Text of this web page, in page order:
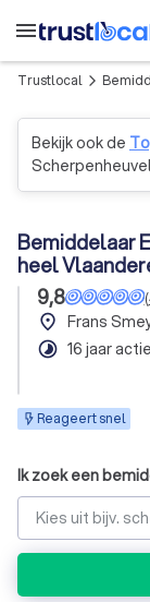
menu
Trustlocal arrow_forward_ios
Bekijk ook de
Bemiddelaar
heel
9,8
(
place Frans
timelapse 16 jaar
Reageert snel
Ik zoek een